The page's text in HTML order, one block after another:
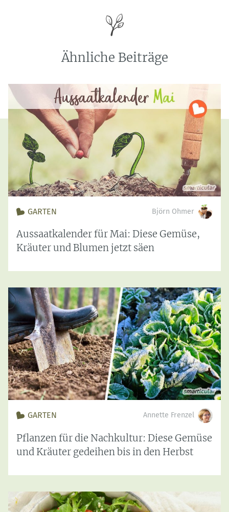
Ähnliche Beiträge
GARTEN Björn Ohmer
Aussaatkalender für Mai: Diese Gemüse,
Kräuter und Blumen jetzt säen
GARTEN Annette Frenzel
Pflanzen für die Nachkultur: Diese Gemüse
und Kräuter gedeihen bis in den Herbst